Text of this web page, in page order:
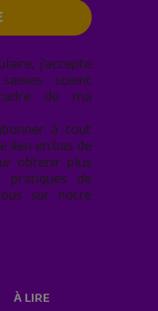
j’accepte
soient
de ma
à tout
lien en bas de
obtenir plus
pratiques de
sur notre
À LIRE